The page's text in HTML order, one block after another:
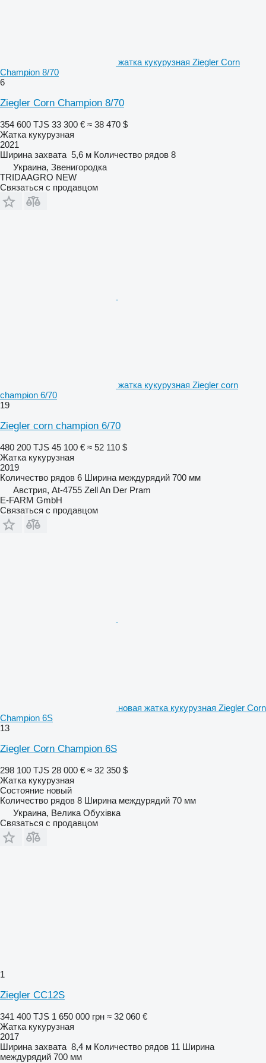
жатка кукурузная Ziegler Corn
Champion 8/70
6
Ziegler Corn Champion 8/70
354 600 TJS 33 300 € ≈ 38 470 $
Жатка кукурузная
2021
Ширина захвата 5,6 м Количество рядов 8
Украина, Звенигородка
TRIDAAGRO NEW
Связаться с продавцом
жатка кукурузная Ziegler corn
champion 6/70
19
Ziegler corn champion 6/70
480 200 TJS 45 100 € ≈ 52 110 $
Жатка кукурузная
2019
Количество рядов 6 Ширина междурядий 700 мм
Австрия, At-4755 Zell An Der Pram
E-FARM GmbH
Связаться с продавцом
новая жатка кукурузная Ziegler Corn
Champion 6S
13
Ziegler Corn Champion 6S
298 100 TJS 28 000 € ≈ 32 350 $
Жатка кукурузная
Состояние новый
Количество рядов 8 Ширина междурядий 70 мм
Украина, Велика Обухівка
Связаться с продавцом
1
Ziegler CC12S
341 400 TJS 1 650 000 грн ≈ 32 060 €
Жатка кукурузная
2017
Ширина захвата 8,4 м Количество рядов 11 Ширина
междурядий 700 мм